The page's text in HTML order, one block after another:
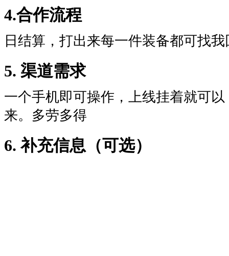
4.合作流程
日结算，打出来每一件装备都可找
5. 渠道需求
一个手机即可操作，上线挂着就可
来。多劳多得
6. 补充信息（可选）